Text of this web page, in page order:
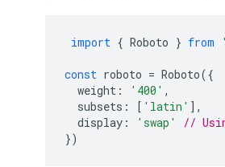
import { Roboto } from
const roboto = Roboto({
weight : '400' ,
subsets : [ 'latin' ],
display : 'swap'
//
})